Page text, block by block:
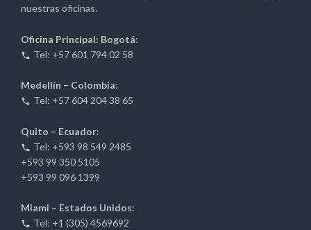
nuestras oficinas.
Oficina Principal: Bogotá:
Tel: +57 601 794 02 58
Medellín – Colombia:
Tel: +57 604 204 38 65
Quito – Ecuador:
Tel: +593 98 549 2485
+593 99 350 5105
+593 99 096 1399
Miami – Estados Unidos:
Tel: +1 (305) 4569692